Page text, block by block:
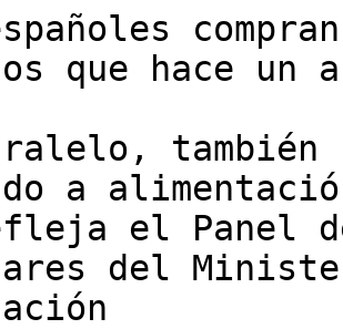
que hace un
también
a
el Panel
del